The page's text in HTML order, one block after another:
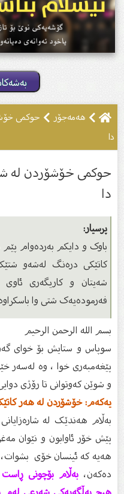
هەمەجۆر
حوکمى
حوکمى خۆشۆردن لە
دا
پرسیار:
باوک و دایکم بەردەوام پێم
کاتێکی درەنگ لەشەو
شەیتان و کاریگەری ئاوی
فەرمودەیەک شتی وا باسکراوە؟
بسم الله الرحمن الرحیم
سوپاس و ستایش بۆ خواى
پێغەمبەرى خوا ، وە لەسەر
و شوێن كەوتوانى تا رۆژى دوایى.
یەکەم: خۆشۆردن لە هەر
بەڵام هەندێک لە
پێش خۆر ئاوابون و نێوان
هەیە کە ئینسان خۆی بشوات،
دەکەن،بەڵام بۆچونی ڕاست و